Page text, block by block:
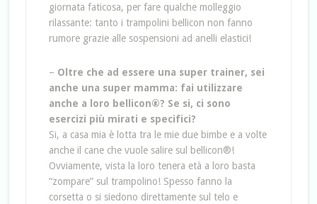
giornata faticosa, per fare qualche molleggio
rilassante: tanto i trampolini bellicon non fanno
rumore grazie alle sospensioni ad anelli elastici!
– Oltre che ad essere una super trainer, sei
anche una super mamma: fai utilizzare
anche a loro bellicon®? Se si, ci sono
esercizi più mirati e specifici?
Si, a casa mia è lotta tra le mie due bimbe e a volte
anche il cane che vuole salire sul bellicon®!
Ovviamente, vista la loro tenera età a loro basta
“zompare” sul trampolino! Spesso fanno la
corsetta o si siedono direttamente sul telo e